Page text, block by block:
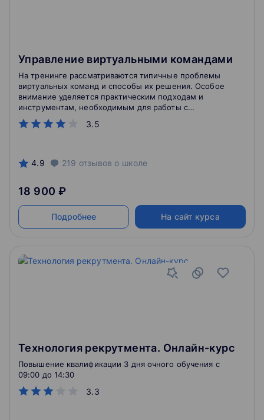
Управление виртуальными командами
3.5
На тренинге рассматриваются типичные проблемы
виртуальных команд и способы их решения. Особое
внимание уделяется практическим подходам и
инструментам, необходимым для работы с
виртуальными командами.
4.9 219 отзывов о школе
18 900 ₽
Подробнее На сайт курса
Технология рекрутмента. Онлайн-курс
3.3
Повышение квалификации 3 дня очного обучения c
09:00 до 14:30